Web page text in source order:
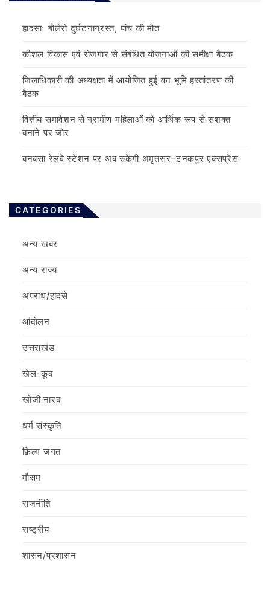
हादसाः बोलेरो दुर्घटनाग्रस्त, पांच की मौत
कौशल विकास एवं रोजगार से संबंधित योजनाओं की समीक्षा बैठक
जिलाधिकारी की अध्यक्षता में आयोजित हुई वन भूमि हस्तांतरण की
बैठक
वित्तीय समावेशन से ग्रामीण महिलाओं को आर्थिक रूप से सशक्त
बनाने पर जोर
बनबसा रेलवे स्टेशन पर अब रुकेगी अमृतसर–टनकपुर एक्सप्रेस
CATEGORIES
अन्य खबर
अन्य राज्य
अपराध/हादसे
आंदोलन
उत्तराखंड
खेल-कूद
खोजी नारद
धर्म संस्कृति
फ़िल्‍म जगत
मौसम
राजनीति
राष्ट्रीय
शासन/प्रशासन